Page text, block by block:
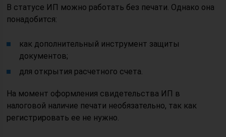
В статусе ИП можно работать без печати. Однако она
понадобится:
как дополнительный инструмент защиты
документов;
для открытия расчетного счета.
На момент оформления свидетельства ИП в
налоговой наличие печати необязательно, так как
регистрировать ее не нужно.